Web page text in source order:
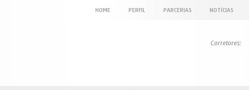
HOME PERFIL PARCERIAS NOTÍCIAS
Corretores: